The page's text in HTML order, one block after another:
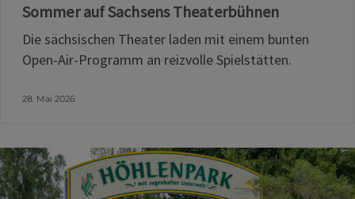
Sommer auf Sachsens Theaterbühnen
Die sächsischen Theater laden mit einem bunten
Open-Air-Programm an reizvolle Spielstätten.
28. Mai 2026